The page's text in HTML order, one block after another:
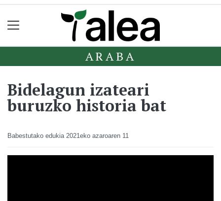
ARABA
Bidelagun izateari
buruzko historia bat
Babestutako edukia 2021eko azaroaren 11